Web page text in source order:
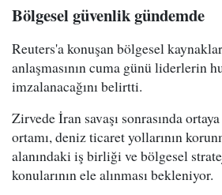
Bölgesel güvenlik gündemde
Reuters'a konuşan bölgesel
anlaşmasının cuma günü liderlerin
imzalanacağını belirtti.
Zirvede İran savaşı sonrasında
ortamı, deniz ticaret yollarının
alanındaki iş birliği ve bölgesel
konularının ele alınması bekleniyor.